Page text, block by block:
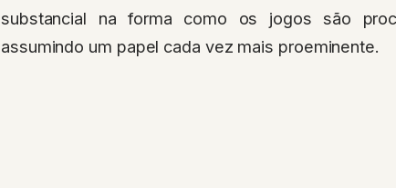
substancial na forma como os jogos são
assumindo um papel cada vez mais proeminente.